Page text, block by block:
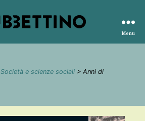
editore
Menu
Società e scienze sociali > Anni di